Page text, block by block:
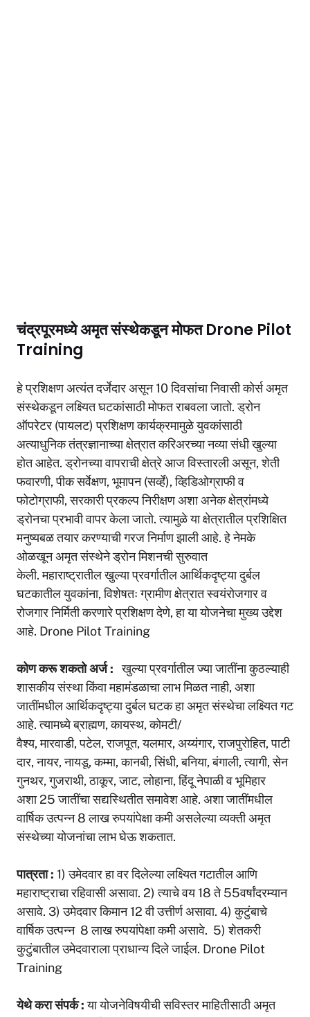
चंद्रपूरमध्ये अमृत संस्थेकडून मोफत Drone Pilot
Training
हे प्रशिक्षण अत्यंत दर्जेदार असून 10 दिवसांचा निवासी कोर्स अमृत
संस्थेकडून लक्ष्यित घटकांसाठी मोफत राबवला जातो. ड्रोन
ऑपरेटर (पायलट) प्रशिक्षण कार्यक्रमामुळे युवकांसाठी
अत्याधुनिक तंत्रज्ञानाच्या क्षेत्रात करिअरच्या नव्या संधी खुल्या
होत आहेत. ड्रोनच्या वापराची क्षेत्रे आज विस्तारली असून, शेती
फवारणी, पीक सर्वेक्षण, भूमापन (सर्व्हे), व्हिडिओग्राफी व
फोटोग्राफी, सरकारी प्रकल्प निरीक्षण अशा अनेक क्षेत्रांमध्ये
ड्रोनचा प्रभावी वापर केला जातो. त्यामुळे या क्षेत्रातील प्रशिक्षित
मनुष्यबळ तयार करण्याची गरज निर्माण झाली आहे. हे नेमके
ओळखून अमृत संस्थेने ड्रोन मिशनची सुरुवात
केली. महाराष्ट्रातील खुल्या प्रवर्गातील आर्थिकदृष्ट्या दुर्बल
घटकातील युवकांना, विशेषतः ग्रामीण क्षेत्रात स्वयंरोजगार व
रोजगार निर्मिती करणारे प्रशिक्षण देणे, हा या योजनेचा मुख्य उद्देश
आहे. Drone Pilot Training
कोणकरू शकतो अर्ज: खुल्या प्रवर्गातील ज्या जातींना कुठल्याही
शासकीय संस्था किंवा महामंडळाचा लाभ मिळत नाही, अशा
जातींमधील आर्थिकदृष्ट्या दुर्बल घटक हा अमृत संस्थेचा लक्ष्यित गट
आहे. त्यामध्ये ब्राह्मण, कायस्थ, कोमटी/
वैश्य, मारवाडी, पटेल, राजपूत, यलमार, अय्यंगार, राजपुरोहित, पाटी
दार, नायर, नायडू, कम्मा, कानबी, सिंधी, बनिया, बंगाली, त्यागी, सेन
गुनथर, गुजराथी, ठाकूर, जाट, लोहाना, हिंदू नेपाळी व भूमिहार
अशा 25 जातींचा सद्यस्थितीत समावेश आहे. अशा जातींमधील
वार्षिक उत्पन्न 8 लाख रुपयांपेक्षा कमी असलेल्या व्यक्ती अमृत
संस्थेच्या योजनांचा लाभ घेऊ शकतात.
पात्रता : 1) उमेदवार हा वर दिलेल्या लक्ष्यित गटातील आणि
महाराष्ट्राचा रहिवासी असावा. 2) त्याचे वय 18 ते 55वर्षांदरम्यान
असावे. 3) उमेदवार किमान 12 वी उत्तीर्ण असावा. 4) कुटुंबाचे
वार्षिक उत्पन्न 8 लाख रुपयांपेक्षा कमी असावे. 5) शेतकरी
कुटुंबातील उमेदवाराला प्राधान्य दिले जाईल. Drone Pilot
Training
येथेकरा संपर्क:या योजनेविषयीची सविस्तर माहितीसाठी अमृत